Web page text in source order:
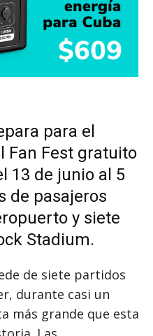
para el
Fan Fest gratuito
13 de junio al 5
de pasajeros
y siete
Stadium.
de siete partidos
durante casi un
más grande que esta